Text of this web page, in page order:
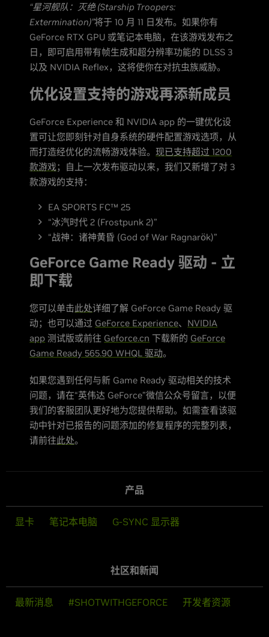
“星河舰队：灭绝 (Starship Troopers:
Extermination)”将于 10 月 11 日发布。如果你有
GeForce RTX GPU 或笔记本电脑，在该游戏发布之
日，即可启用带有帧生成和超分辨率功能的 DLSS 3
以及 NVIDIA Reflex，这将使你在对抗虫族威胁。
优化设置支持的游戏再添新成员
GeForce Experience 和 NVIDIA app 的一键优化设
置可让您即刻针对自身系统的硬件配置游戏选项，从
而打造经优化的流畅游戏体验。 现已支持超过 1200
款游戏；自上一次发布驱动以来，我们又新增了对 3
款游戏的支持：
EA SPORTS FC™ 25
“冰汽时代 2 (Frostpunk 2)”
“战神：诸神黄昏 (God of War Ragnarök)”
GeForce Game Ready 驱动 - 立
即下载
您可以单击此处详细了解 GeForce Game Ready 驱
动；也可以通过 GeForce Experience、 NVIDIA
app 测试版或前往 Geforce.cn 下载新的 GeForce
Game Ready 565.90 WHQL 驱动。
如果您遇到任何与新 Game Ready 驱动相关的技术
问题，请在“英伟达 GeForce”微信公众号留言，以便
我们的客服团队更好地为您提供帮助。如需查看该驱
动中针对已报告的问题添加的修复程序的完整列表，
请前往此处。
产品
显卡 笔记本电脑 G-SYNC 显示器
社区和新闻
最新消息 #SHOTWITHGEFORCE 开发者资源